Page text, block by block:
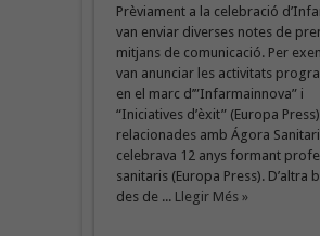
Prèviament a la celebració
van enviar diverses notes de
mitjans de comunicació. Per
van anunciar les activitats
en el marc d’”Infarmainnova” i
“Iniciatives d’èxit” (Europa
relacionades amb Ágora
celebrava 12 anys formant
sanitaris (Europa Press). D’altra
des de ... Llegir Més »